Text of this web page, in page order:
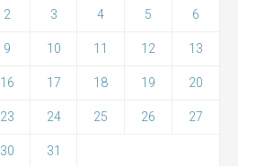
2 3 4 5 6
9 10 11 12 13
16 17 18 19 20
23 24 25 26 27
30 31